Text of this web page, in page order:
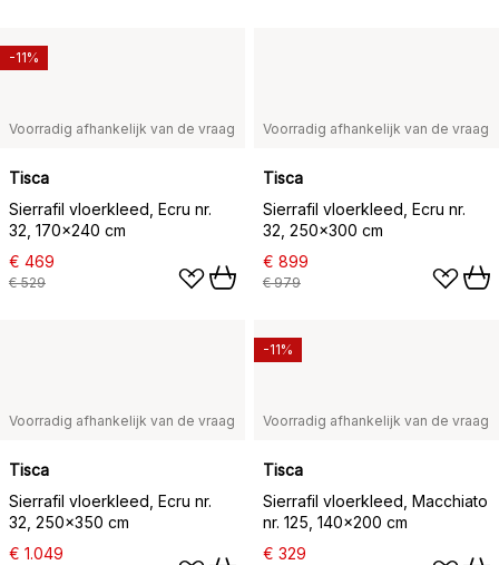
Voorradig afhankelijk van de vraag
Tisca
Sierrafil vloerkleed, Ecru nr.
32, 170x240 cm
€ 469
€ 529
-11%
Voorradig afhankelijk van de vraag
Tisca
Sierrafil vloerkleed, Ecru nr.
32, 250x300 cm
€ 899
€ 979
Voorradig afhankelijk van de vraag
Tisca
Sierrafil vloerkleed, Ecru nr.
32, 250x350 cm
€ 1.049
Voorradig afhankelijk van de vraag
Tisca
Sierrafil vloerkleed, Macchiato
nr. 125, 140x200 cm
€ 329
-11%